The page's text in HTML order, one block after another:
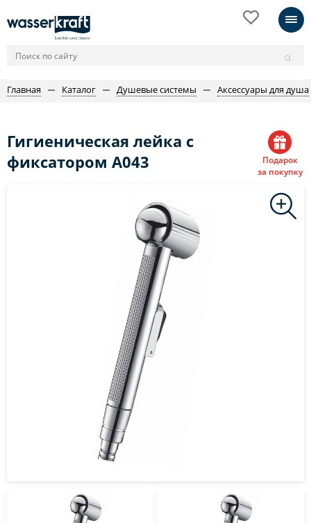
Главная Каталог Душевые системы Аксессуары для душа
Гигиеническая лейка с
фиксатором A043
Подарок
за покупку